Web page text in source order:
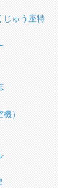
じゅう座特
）